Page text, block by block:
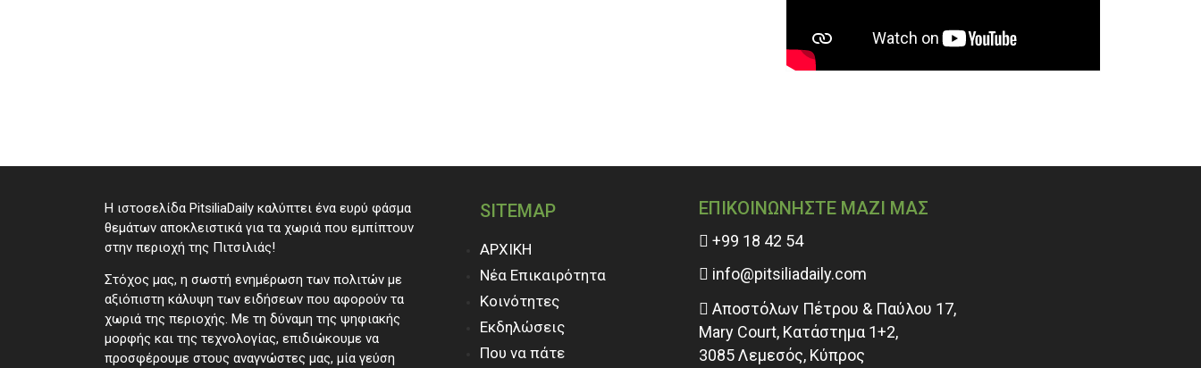
Η ιστοσελίδα PitsiliaDaily καλύπτει ένα ευρύ φάσμα
θεμάτων αποκλειστικά για τα χωριά που εμπίπτουν
στην περιοχή της Πιτσιλιάς!
Στόχος μας, η σωστή ενημέρωση των πολιτών με
αξιόπιστη κάλυψη των ειδήσεων που αφορούν τα
χωριά της περιοχής. Με τη δύναμη της ψηφιακής
μορφής και της τεχνολογίας, επιδιώκουμε να
προσφέρουμε στους αναγνώστες μας, μία γεύση
SITEMAP
ΑΡΧΙΚΗ
Νέα Επικαιρότητα
Κοινότητες
Εκδηλώσεις
Που να πάτε
ΕΠΙΚΟΙΝΩΝΗΣΤΕ ΜΑΖΙ ΜΑΣ
+99 18 42 54
info@pitsiliadaily.com
Αποστόλων Πέτρου & Παύλου 17,
Mary Court, Κατάστημα 1+2,
3085 Λεμεσός, Κύπρος